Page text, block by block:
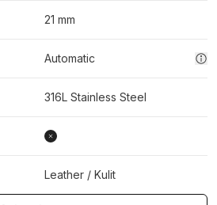
21 mm
Automatic
316L Stainless Steel
Leather / Kulit